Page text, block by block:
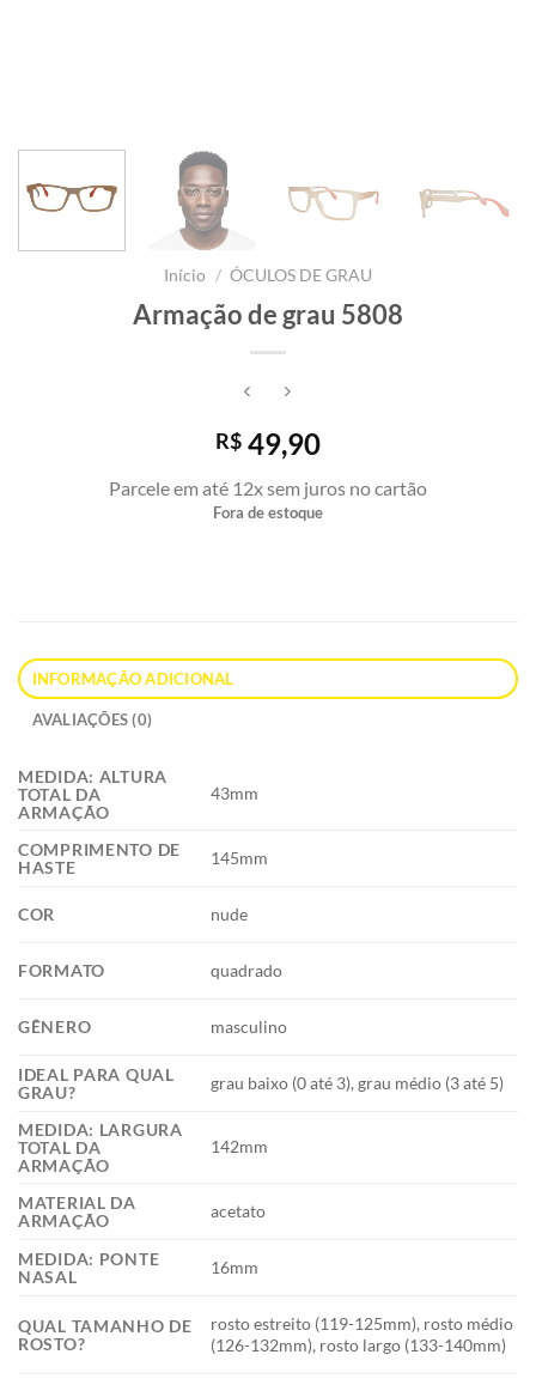
Início / ÓCULOS DE GRAU
Armação de grau 5808
R$ 49,90
Parcele em até 12x sem juros no cartão
Fora de estoque
INFORMAÇÃO ADICIONAL
AVALIAÇÕES (0)
MEDIDA: ALTURA
TOTAL DA
ARMAÇÃO
43mm
COMPRIMENTO DE
HASTE
145mm
COR nude
FORMATO quadrado
GÊNERO masculino
IDEAL PARA QUAL
GRAU?
grau baixo (0 até 3), grau médio (3 até 5)
MEDIDA: LARGURA
TOTAL DA
ARMAÇÃO
142mm
MATERIAL DA
ARMAÇÃO
acetato
MEDIDA: PONTE
NASAL
16mm
QUAL TAMANHO DE
ROSTO?
rosto estreito (119-125mm), rosto médio
(126-132mm), rosto largo (133-140mm)